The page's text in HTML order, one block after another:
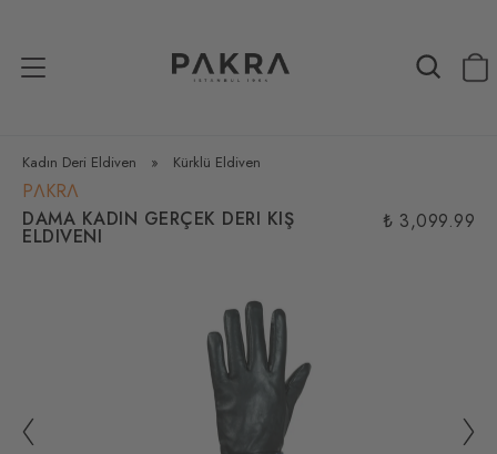
Kadın Deri Eldiven » Kürklü Eldiven
PΛKRΛ
DAMA KADIN GERÇEK DERI KIŞ
ELDIVENI
₺ 3,099.99